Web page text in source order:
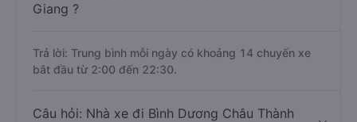
Giang ?
Trả lời: Trung bình mỗi ngày có khoảng 14 chuyến xe
bắt đầu từ 2:00 đến 22:30.
Câu hỏi: Nhà xe đi Bình Dương Châu Thành